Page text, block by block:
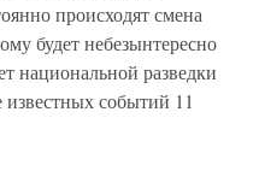
происходят смена
будет небезынтересно
национальной разведки
событий 11